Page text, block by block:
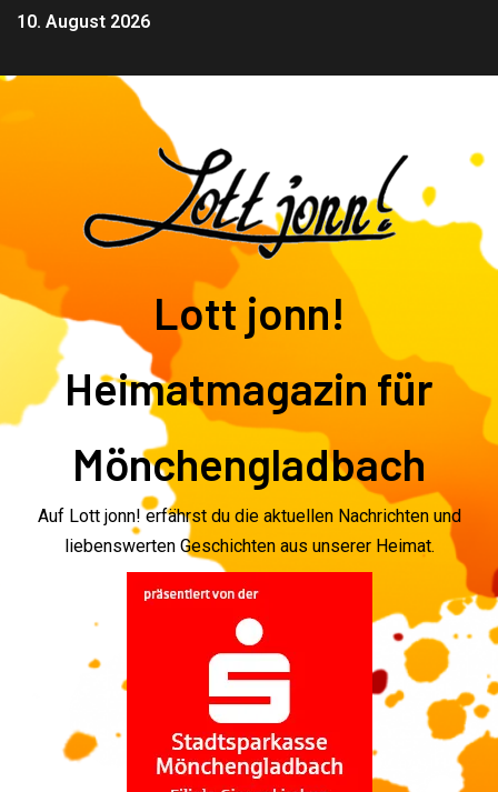
10. August 2026
Lott jonn!
Heimatmagazin für
Mönchengladbach
Auf Lott jonn! erfährst du die aktuellen Nachrichten und
liebenswerten Geschichten aus unserer Heimat.